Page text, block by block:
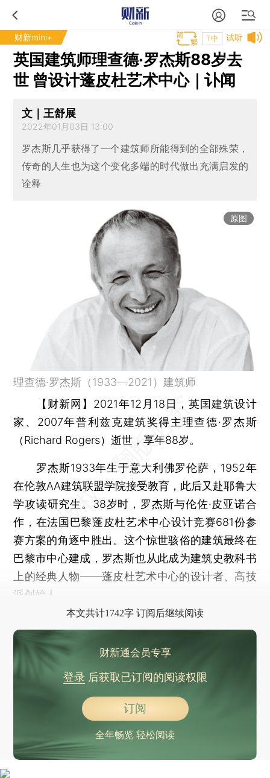
财新mini+ 试听
T中
英国建筑师理查德·罗杰斯88岁去
世 曾设计蓬皮杜艺术中心｜讣闻
文｜王舒展
2022年01月03日 13:00
罗杰斯几乎获得了一个建筑师所能得到的全部殊荣，
传奇的人生也为这个变化多端的时代做出充满启发的
诠释
原图
理查德·罗杰斯（1933—2021）建筑师
【财新网】 2021年12月18日，英国建筑设计
家、2007年普利兹克建筑奖得主理查德·罗杰斯
（Richard Rogers）逝世，享年88岁。
罗杰斯1933年生于意大利佛罗伦萨，1952年
在伦敦AA建筑联盟学院接受教育，此后又赴耶鲁大
学攻读研究生。38岁时，罗杰斯与伦佐·皮亚诺合
作，在法国巴黎蓬皮杜艺术中心设计竞赛681份参
赛方案的角逐中胜出。这个惊世骇俗的建筑最终在
巴黎市中心建成，罗杰斯也从此成为建筑史教科书
上的经典人物——蓬皮杜艺术中心的设计者、高技
派创始人。
本文共计1742字 订阅后继续阅读
财新通会员专享
登录后获取已订阅的阅读权限
订阅
全年畅览 轻松阅读